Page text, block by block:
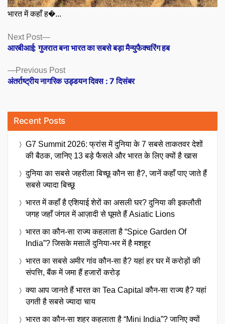
भारत में कहाँ ह�...
Posts
navigation
Previous PostPrevious
post:
अंतर्राष्ट्रीय नागरिक उड्डयन दिवस : 7 दिसंबर
Next Post
Next
post:
आरबीआई: गुजरात बना भारत का सबसे बड़ा मैन्युफैक्चरिंग हब
Recent Posts
G7 Summit 2026: फ्रांस में दुनिया के 7 सबसे ताकतवर देशों
की बैठक, जानिए 13 बड़े फैसले और भारत के लिए क्यों है खास
दुनिया का सबसे जहरीला बिच्छू कौन सा है?, जानें कहाँ पाए जाते हैं
सबसे ज्यादा बिच्छू
भारत में कहाँ है एशियाई शेरों का असली घर? दुनिया की इकलौती
जगह जहाँ जंगल में आज़ादी से घूमते हैं Asiatic Lions
भारत का कौन-सा राज्य कहलाता है “Spice Garden Of
India”? जिसके मसालें दुनिया-भर में है मशहूर
भारत का सबसे अमीर गांव कौन-सा है? यहां हर घर में करोड़ों की
संपत्ति, बैंक में जमा हैं हजारों करोड़
क्या आप जानते हैं भारत का Tea Capital कौन-सा राज्य है? यहां
उगती है सबसे ज्यादा चाय
भारत का कौन-सा शहर कहलाता है “Mini India”? जानिए क्यों